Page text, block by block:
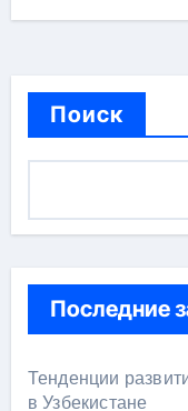
Поиск
Последние
Тенденции
в Узбекистане